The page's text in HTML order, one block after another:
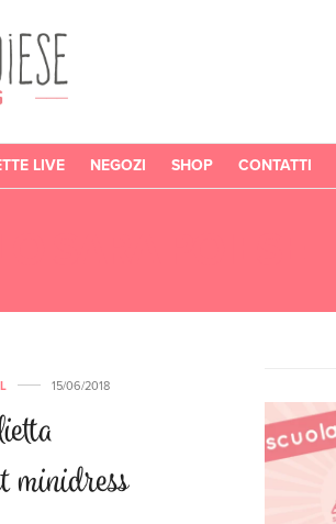
LIVE NEGOZI SHOP CONTATTI
15/06/2018